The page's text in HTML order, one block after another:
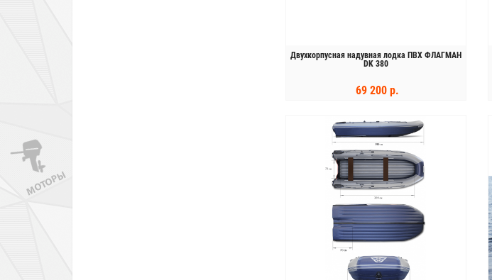
Двухкорпусная надувная лодка ПВХ ФЛАГМАН
DK 380
69 200 р.
КУПИТЬ